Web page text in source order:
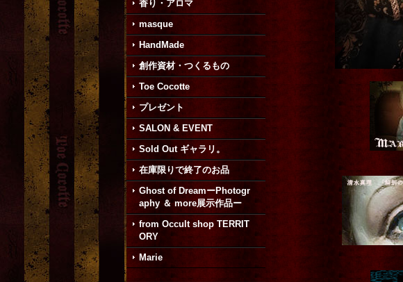
香り・アロマ
masque
HandMade
創作資材・つくるもの
Toe Cocotte
プレゼント
SALON & EVENT
Sold Out ギャラリ。
在庫限りで終了のお品
Ghost of DreamーPhotogr
aphy ＆ more展示作品ー
from Occult shop TERRIT
ORY
Marie